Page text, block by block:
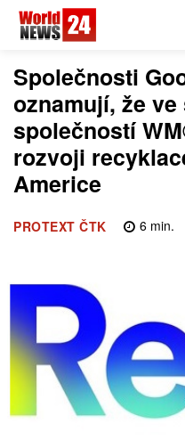
Společnosti
oznamují, že
společností
rozvoji
Americe
PROTEXT ČTK 6min.